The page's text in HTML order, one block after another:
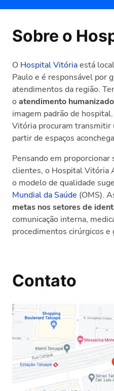
Sobre o
O Hospital Vitóriaestá
Paulo e é responsável por
atendimentos da região.
o atendimento humanizado
imagem padrão de
Vitória procuram transmitir
partir de espaços
Pensando em proporcionar
clientes, o Hospital Vitória
o modelo de qualidade
Mundial da Saúde (OMS).
metas nos setores de
comunicação interna,
procedimentos cirúrgicos e
Contato